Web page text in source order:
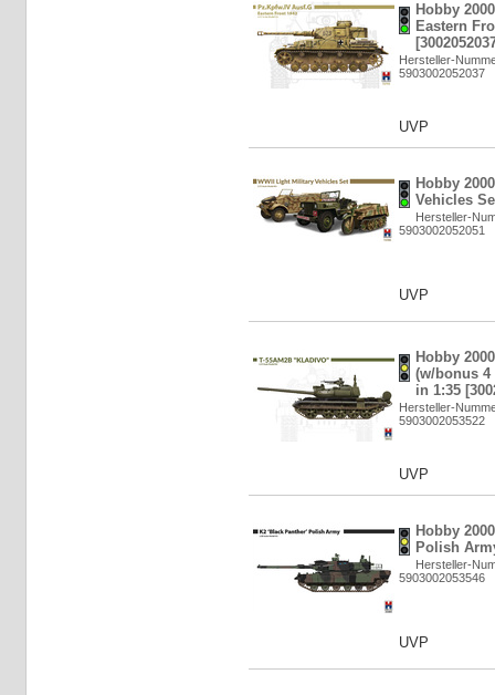
Hobby
Eastern
Hersteller-
5903002052037
UVP
Hobby
Vehicles
Hersteller-
5903002052051
UVP
Hobby
(w/bonus
in 1:35
Hersteller-
5903002053522
UVP
Hobby
Polish
Hersteller-
5903002053546
UVP